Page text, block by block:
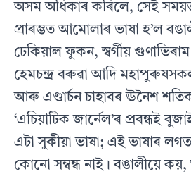
অসম অধিকাৰ কৰিলে, সেই
প্ৰাৰম্ভত আমোলাৰ ভাষা হ’ল
ঢেকিয়াল ফুকন, স্বৰ্গীয় গুণাভিৰাম
হেমচন্দ্ৰ বৰুৱা আদি
আৰু এণ্ডাৰ্চন চাহাবৰ ঊনৈশ
‘এচিয়াটিক জাৰ্নেল’ৰ প্ৰবন্ধই
এটা সুকীয়া ভাষা; এই ভাষাৰ
কোনো সম্বন্ধ নাই। বঙালীয়ে